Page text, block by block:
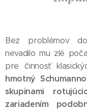
Bez problémov
nevadilo mu zlé
pre činnosť
hmotný
skupinami
zariadením